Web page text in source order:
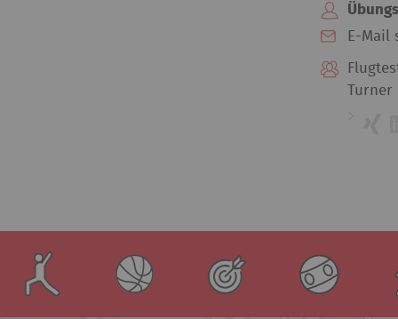
E-Mail
Turner